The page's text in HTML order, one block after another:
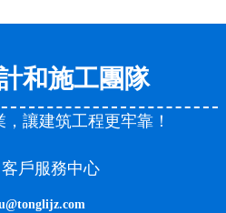
和施工團隊
讓建筑工程更牢靠！
戶服務中心